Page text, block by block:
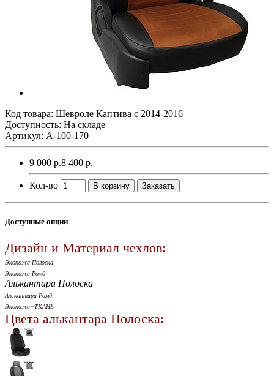
Код товара: Шевроле Каптива с 2014-2016
Доступность: На складе
Артикул: A-100-170
9 000 р.8 400 р.
Кол-во В корзину Заказать
Доступные опции
Дизайн и Материал чехлов:
Экокожа Полоска
Экокожа Ромб
Алькантара Полоска
Алькантара Ромб
Экокожа+ТКАНЬ
Цвета алькантара Полоска: